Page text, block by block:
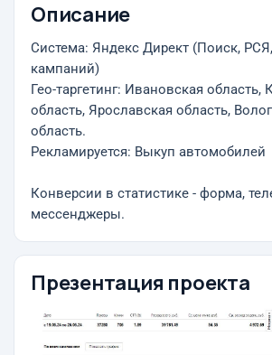
Описание
Система: Яндекс Директ (Поиск,
кампаний)
Гео-таргетинг: Ивановская область,
область, Ярославская область,
область.
Рекламируется: Выкуп автомобилей
Конверсии в статистике - форма,
мессенджеры.
Презентация проекта